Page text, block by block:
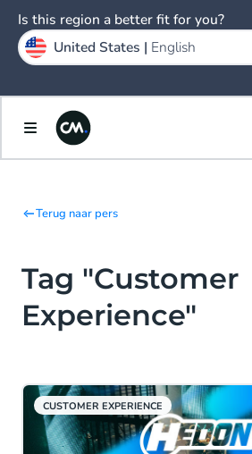
Terug naar pers
Tag "Customer
Experience"
CUSTOMER EXPERIENCE
Is this region a better fit for you?
United States | English